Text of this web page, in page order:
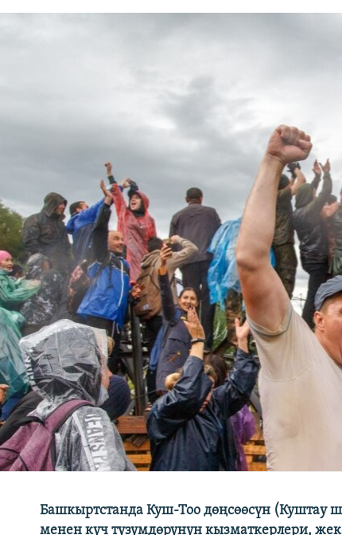
Башкыртстанда Куш-Тоо дөңсөөсүн (Куштау
менен күч түзүмдөрүнүн кызматкерлери,